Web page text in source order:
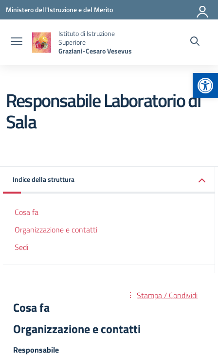
Vai ai contenuti
Vai al menu di navigazione
Vai al footer
Ministero dell'Istruzione e del Merito
Istituto di Istruzione
Superiore
Graziani-Cesaro Vesevus
Responsabile Laboratorio di
Sala
Indice della struttura
Cosa fa
Organizzazione e contatti
Sedi
Stampa / Condividi
Cosa fa
Organizzazione e contatti
Responsabile